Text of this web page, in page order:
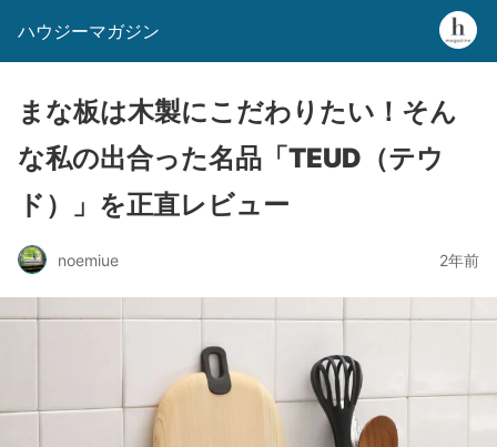
ハウジーマガジン
まな板は木製にこだわりたい！そん
な私の出合った名品「TEUD（テウ
ド）」を正直レビュー
noemiue 2年前